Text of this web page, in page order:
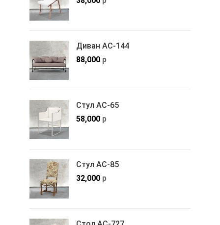
Диван АС-144
88,000 р
Стул АС-65
58,000 р
Стул АС-85
32,000 р